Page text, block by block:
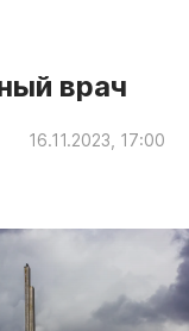
врач
16.11.2023, 17:00